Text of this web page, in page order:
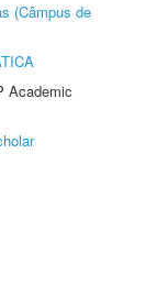
(Câmpus de
Academic